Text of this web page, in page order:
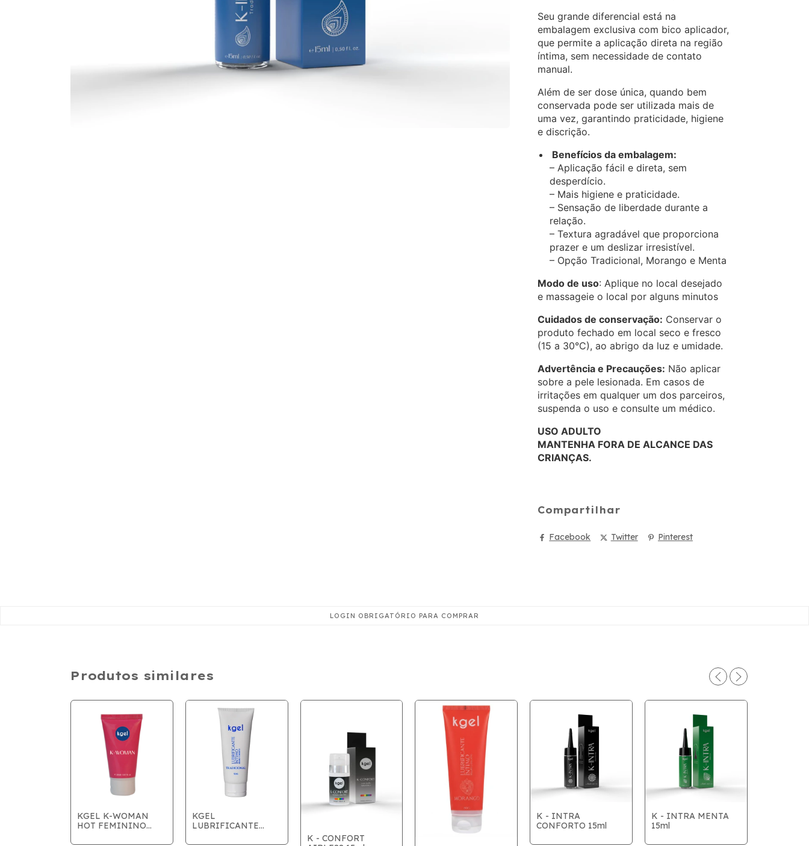
Seu grande diferencial está na
embalagem exclusiva com bico aplicador,
que permite a aplicação direta na região
íntima, sem necessidade de contato
manual.
Além de ser dose única, quando bem
conservada pode ser utilizada mais de
uma vez, garantindo praticidade, higiene
e discrição.
Benefícios da embalagem:
– Aplicação fácil e direta, sem
desperdício.
– Mais higiene e praticidade.
– Sensação de liberdade durante a
relação.
– Textura agradável que proporciona
prazer e um deslizar irresistível.
– Opção Tradicional, Morango e Menta
Modo de uso: Aplique no local desejado
e massageie o local por alguns minutos
Cuidados de conservação: Conservar o
produto fechado em local seco e fresco
(15 a 30°C), ao abrigo da luz e umidade.
Advertência e Precauções: Não aplicar
sobre a pele lesionada. Em casos de
irritações em qualquer um dos parceiros,
suspenda o uso e consulte um médico.
USO ADULTO
MANTENHA FORA DE ALCANCE DAS
CRIANÇAS.
Compartilhar
Facebook Twitter Pinterest
Produtos similares
KGEL K-WOMAN
HOT FEMININO
KGEL
LUBRIFICANTE
K - CONFORT
K - INTRA
CONFORTO 15ml
K - INTRA MENTA
15ml